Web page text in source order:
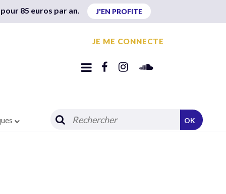
85 euros par an. J'EN PROFITE
JE ME CONNECTE
OK